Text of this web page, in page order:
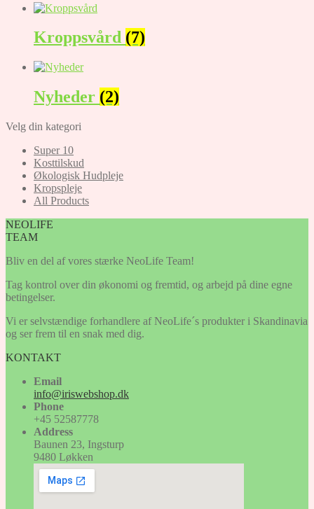
Kroppsvård (7)
Nyheder (2)
Velg din kategori
Super 10
Kosttilskud
Økologisk Hudpleje
Kropspleje
All Products
NEOLIFE
TEAM
Bliv en del af vores stærke NeoLife Team!
Tag kontrol over din økonomi og fremtid, og arbejd på dine egne
betingelser.
Vi er selvstændige forhandlere af NeoLife´s produkter i Skandinavia
og ser frem til en snak med dig.
KONTAKT
Email
info@iriswebshop.dk
Phone
+45 52587778
Address
Baunen 23, Ingsturp
9480 Løkken